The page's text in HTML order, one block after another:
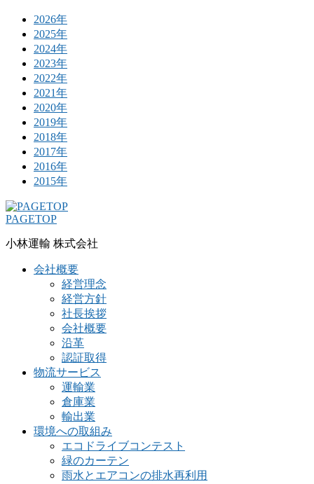
2026年
2025年
2024年
2023年
2022年
2021年
2020年
2019年
2018年
2017年
2016年
2015年
PAGETOP
小林運輸 株式会社
会社概要
経営理念
経営方針
社長挨拶
会社概要
沿革
認証取得
物流サービス
運輸業
倉庫業
輸出業
環境への取組み
エコドライブコンテスト
緑のカーテン
雨水とエアコンの排水再利用